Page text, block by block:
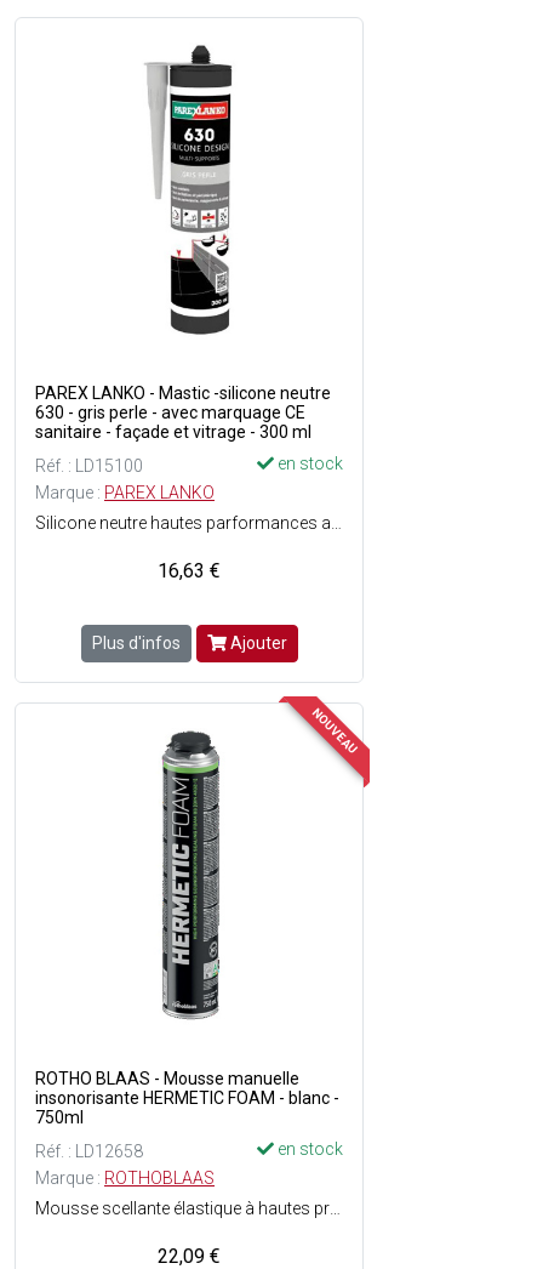
PAREX LANKO - Mastic -silicone neutre
630 - gris perle - avec marquage CE
sanitaire - façade et vitrage - 300 ml
Réf. : LD15100
en stock
Marque : PAREX LANKO
16,63 €
Plus d'infos Ajouter
NOUVEAU
ROTHO BLAAS - Mousse manuelle
insonorisante HERMETIC FOAM - blanc -
750ml
Réf. : LD12658
en stock
Marque : ROTHOBLAAS
22,09 €